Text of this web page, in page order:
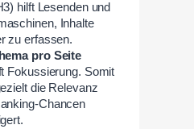
hilft Lesenden und
Inhalte
zu erfassen.
pro Seite
Fokussierung. Somit
die Relevanz
Chancen